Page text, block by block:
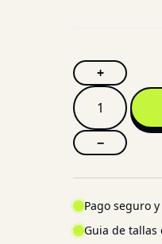
+
−
Pago seguro
Guia de tallas